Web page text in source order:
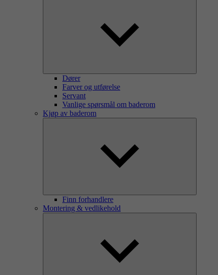
Dører
Farver og utførelse
Servant
Vanlige spørsmål om baderom
Kjøp av baderom
Finn forhandlere
Montering & vedlikehold